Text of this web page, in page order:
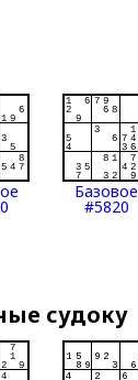
Базовое
#5820
судоку